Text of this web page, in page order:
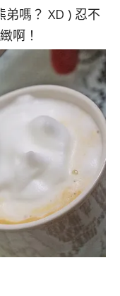
嗎？ XD ) 忍不
啊！